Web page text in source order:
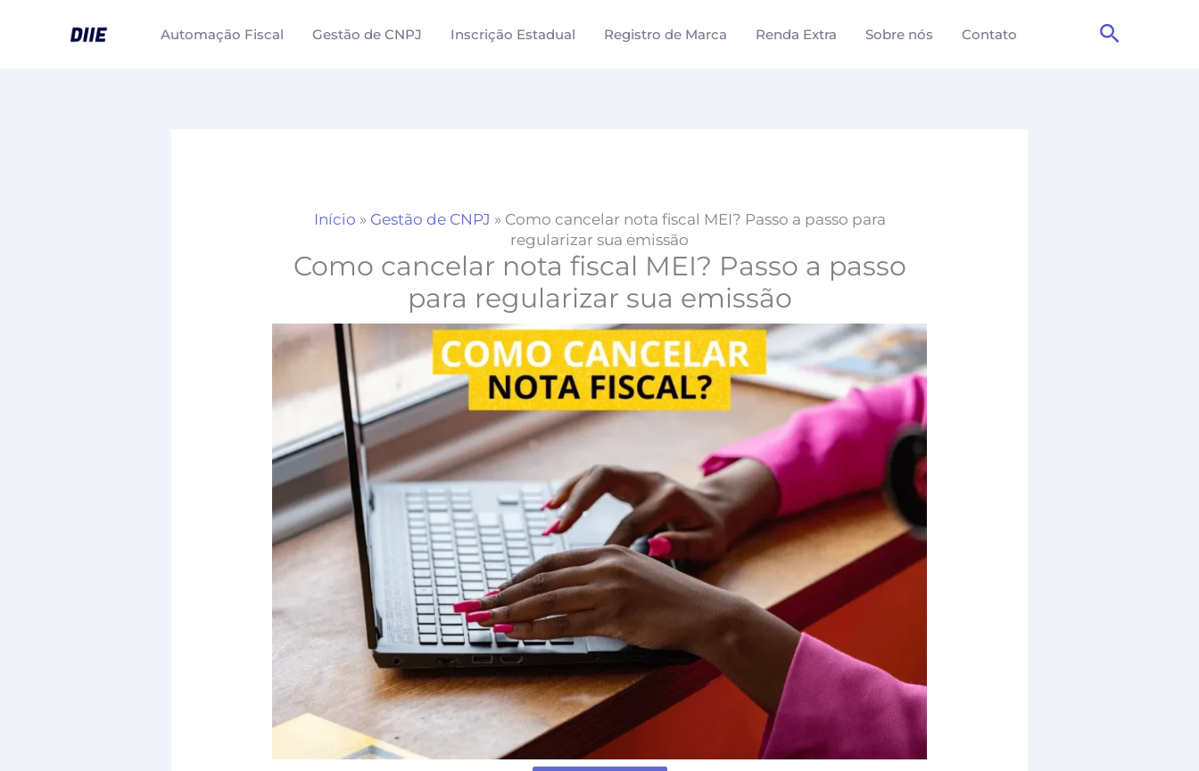
Automação Fiscal Gestão de CNPJ Inscrição Estadual Registro de Marca Renda Extra Sobre nós Contato
Início » Gestão de CNPJ » Como cancelar nota fiscal MEI? Passo a passo para
regularizar sua emissão
Como cancelar nota fiscal MEI? Passo a passo
para regularizar sua emissão